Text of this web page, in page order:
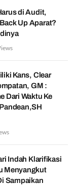
di Audit,
Up Aparat?
Kans, Clear
GM :
Dari Waktu Ke
Indah Klarifikasi
Menyangkut
Sampaikan